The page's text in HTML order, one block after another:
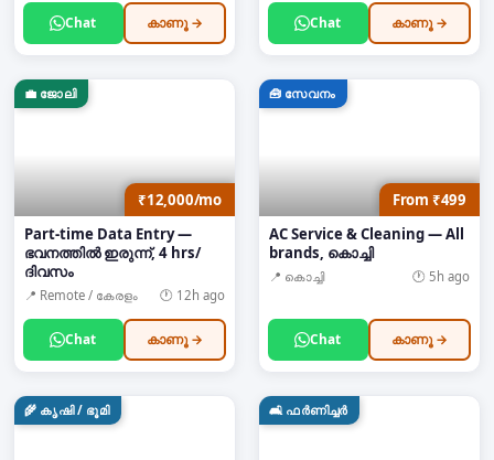
Chat കാണൂ → Chat കാണൂ →
💼 ജോലി
₹12,000/mo
Part-time Data Entry —
ഭവനത്തിൽ ഇരുന്ന്, 4 hrs/
ദിവസം
📍 Remote / കേരളം 🕐 12h ago
Chat കാണൂ →
🧰 സേവനം
From ₹499
AC Service & Cleaning — All
brands, കൊച്ചി
📍 കൊച്ചി 🕐 5h ago
Chat കാണൂ →
🌾 കൃഷി / ഭൂമി 🛋️ ഫർണിച്ചർ